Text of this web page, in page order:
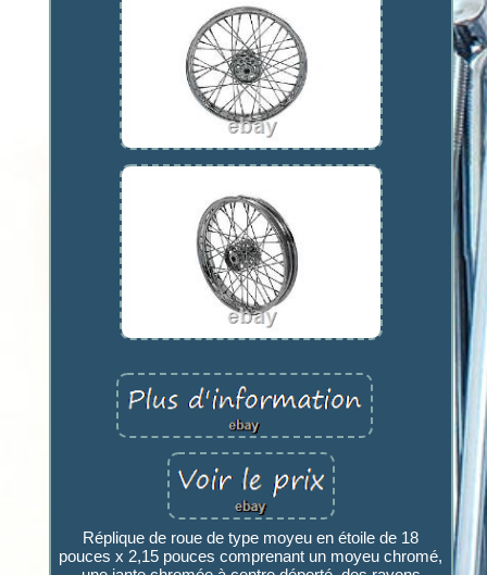
Réplique de roue de type moyeu en étoile de 18
pouces x 2,15 pouces comprenant un moyeu chromé,